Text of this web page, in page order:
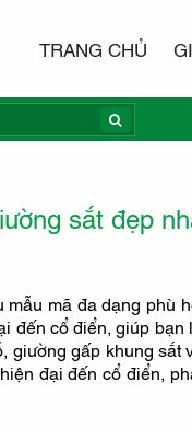
TRANG CHỦ
sắt đẹp
mã đa dạng phù
đến cổ điển, giúp
giường gấp khung
đại đến cổ điển,